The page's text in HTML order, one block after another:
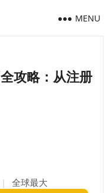
MENU
攻略：从注册
|
全球最大